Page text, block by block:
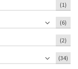
(1)
(6)
(2)
(34)